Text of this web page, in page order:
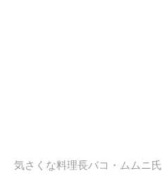
気さくな料理長バコ・ムムニ氏